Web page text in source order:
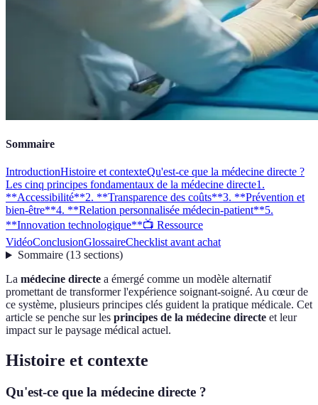
Sommaire
IntroductionHistoire et contexteQu'est-ce que la médecine directe ?
Les cinq principes fondamentaux de la médecine directe1.
**Accessibilité**2. **Transparence des coûts**3. **Prévention et
bien-être**4. **Relation personnalisée médecin-patient**5.
**Innovation technologique**📺 Ressource
VidéoConclusionGlossaireChecklist avant achat
Sommaire(13 sections)
La médecine directe a émergé comme un modèle alternatif
promettant de transformer l'expérience soignant-soigné. Au cœur de
ce système, plusieurs principes clés guident la pratique médicale. Cet
article se penche sur les principes de la médecine directe et leur
impact sur le paysage médical actuel.
Histoire et contexte
Qu'est-ce que la médecine directe ?